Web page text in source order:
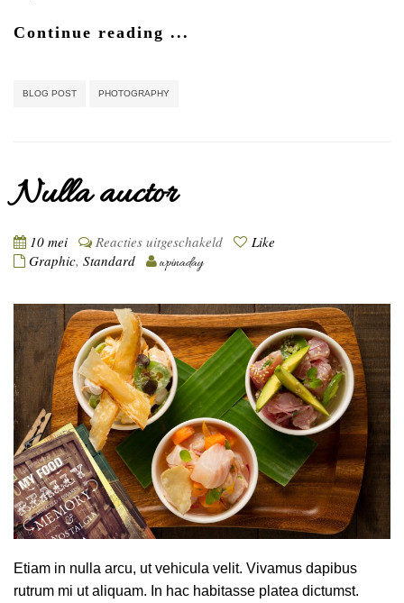
Continue reading ...
BLOG POST PHOTOGRAPHY
Nulla auctor
10 mei Reacties uitgeschakeldvoor Like
Graphic, Standard wpinaday
Etiam in nulla arcu, ut vehicula velit. Vivamus dapibus
rutrum mi ut aliquam. In hac habitasse platea dictumst.